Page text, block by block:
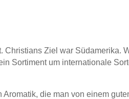
Ziel war Südamerika.
Sortiment um internationale
die man von einem